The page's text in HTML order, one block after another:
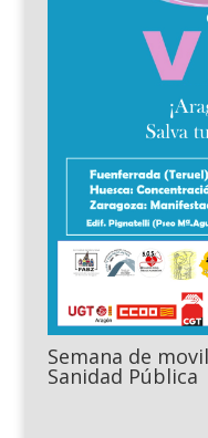
Semana de
Sanidad Pública